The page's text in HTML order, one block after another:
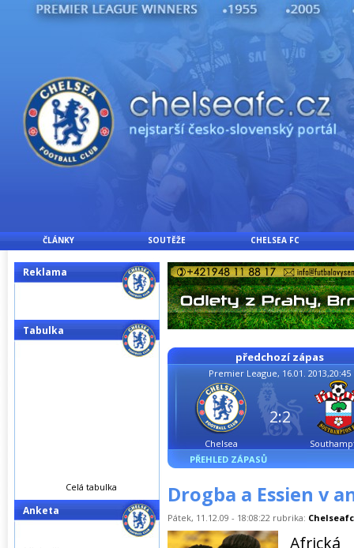
ČLÁNKY SOUTĚŽE CHELSEA FC
předchozí zápas
Premier League, 16.01. 2013,20:45
Chelsea
2:2
PŘEHLED ZÁPASŮ
Drogba a Essien v
Pátek, 11.12.09 - 18:08:22 rubrika:
Reklama
Tabulka
Celá tabulka
Anketa